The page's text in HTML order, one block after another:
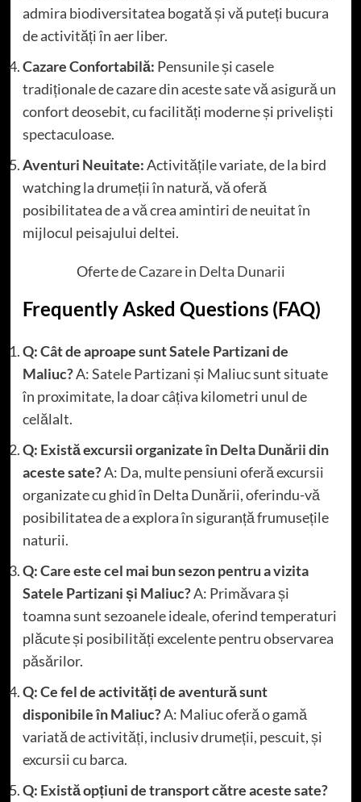
admira biodiversitatea bogată și vă puteți bucura
de activități în aer liber.
Cazare Confortabilă: Pensunile și casele
tradiționale de cazare din aceste sate vă asigură un
confort deosebit, cu facilități moderne și priveliști
spectaculoase.
Aventuri Neuitate:Activitățile variate, de la bird
watching la drumeții în natură, vă oferă
posibilitatea de a vă crea amintiri de neuitat în
mijlocul peisajului deltei.
Oferte deCazare in Delta Dunarii
Frequently Asked Questions (FAQ)
Q: Cât de aproape sunt Satele Partizani de
Maliuc?A: Satele Partizani și Maliuc sunt situate
în proximitate, la doar câțiva kilometri unul de
celălalt.
Q: Există excursii organizate înDelta Dunăriidin
aceste sate?A: Da, multe pensiuni oferă excursii
organizate cu ghid în Delta Dunării, oferindu-vă
posibilitatea de a explora în siguranță frumusețile
naturii.
Q: Care este cel mai bun sezon pentru a vizita
Satele Partizani și Maliuc?A: Primăvara și
toamna sunt sezoanele ideale, oferind temperaturi
plăcute și posibilități excelente pentru observarea
păsărilor.
Q: Ce fel de activități de aventură sunt
disponibile în Maliuc?A: Maliuc oferă o gamă
variată de activități, inclusiv drumeții, pescuit, și
excursii cu barca.
Q: Există opțiuni de transport către aceste sate?